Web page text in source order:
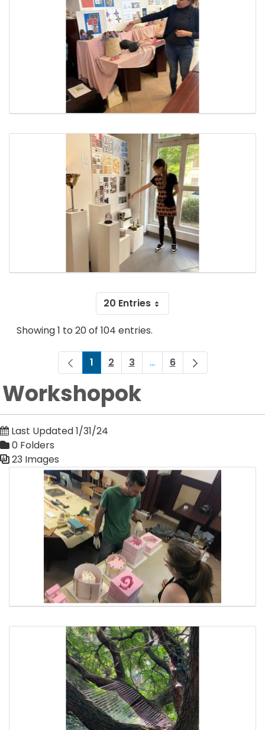
20 Entries
Showing 1 to 20 of 104 entries.
Page
1 Page
2 Page
3 ...Intermediate Pages
Page
6
Workshopok
Last Updated 1/31/24
0 Folders
23 Images
Media Gallery